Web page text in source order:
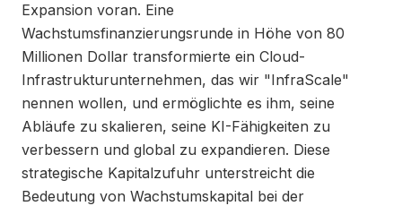
Expansion voran. Eine
Wachstumsfinanzierungsrunde in Höhe von 80
Millionen Dollar transformierte ein Cloud-
Infrastrukturunternehmen, das wir "InfraScale"
nennen wollen, und ermöglichte es ihm, seine
Abläufe zu skalieren, seine KI-Fähigkeiten zu
verbessern und global zu expandieren. Diese
strategische Kapitalzufuhr unterstreicht die
Bedeutung von Wachstumskapital bei der